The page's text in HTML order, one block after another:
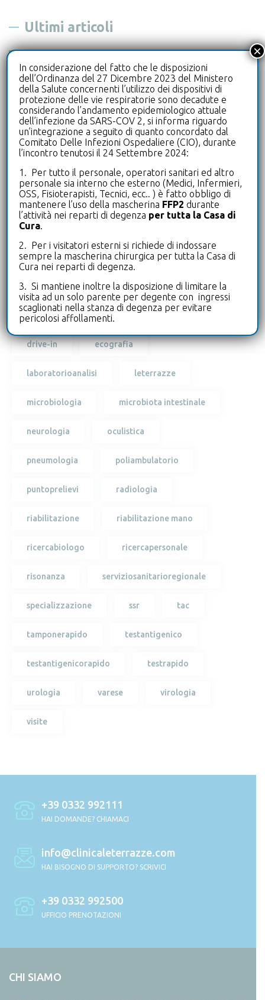
c
Ultimi articoli
Screening Mammografico: anche nel 2026
Le Terrazze aderisce al programma di ATS
Insubria
30 Aprile 2026
Programma WHP: le Terrazze premiate per
l’impegno nella Workplace Health
Promotion
28 Aprile 2026
Gli Infermieri incontrano i Cittadini in
dell’Infermiere
Tags
biologo cardiologia
drive-in ecografia
laboratorioanalisi leterrazze
microbiologia microbiota intestinale
neurologia oculistica
pneumologia poliambulatorio
puntoprelievi radiologia
riabilitazione riabilitazione mano
ricercabiologo ricercapersonale
risonanza serviziosanitarioregionale
specializzazione ssr tac
tamponerapido testantigenico
testantigenicorapido testrapido
urologia varese virologia
visite
+39 0332 992111
HAI DOMANDE? CHIAMACI
info@clinicaleterrazze.com
HAI BISOGNO DI SUPPORTO? SCRIVICI
+39 0332 992500
UFFICIO PRENOTAZIONI
CHI SIAMO
In considerazione del fatto che le disposizioni
dell’Ordinanza del 27 Dicembre 2023 del Ministero
della Salute concernenti l’utilizzo dei dispositivi di
protezione delle vie respiratorie sono decadute e
considerando l’andamento epidemiologico attuale
dell’infezione da SARS-COV 2, si informa riguardo
un’integrazione a seguito di quanto concordato dal
Comitato Delle Infezioni Ospedaliere (CIO), durante
l’incontro tenutosi il 24 Settembre 2024:
1. Per tutto il personale, operatori sanitari ed altro
personale sia interno che esterno (Medici, Infermieri,
OSS, Fisioterapisti, Tecnici, ecc.. ) è fatto obbligo di
mantenere l’uso della mascherina FFP2 durante
l’attività nei reparti di degenza per tutta la Casa di
Cura.
2. Per i visitatori esterni si richiede di indossare
sempre la mascherina chirurgica per tutta la Casa di
Cura nei reparti di degenza.
3. Si mantiene inoltre la disposizione di limitare la
visita ad un solo parente per degente con ingressi
scaglionati nella stanza di degenza per evitare
pericolosi affollamenti.
×